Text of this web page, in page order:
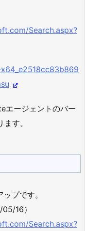
Search.aspx?
エージェントのバー
す。
プです。
16）
Search.aspx?